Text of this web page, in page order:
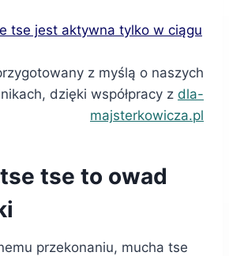
tse jest aktywna tylko w ciągu
z myślą o naszych
dzięki współpracy z dla-
majsterkowicza.pl
tse to owad
przekonaniu, mucha tse